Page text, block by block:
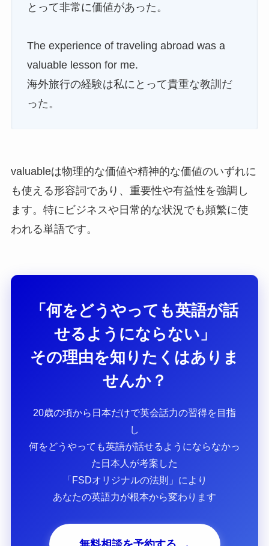
とって非常に価値があった。
The experience of traveling abroad was a
valuable lesson for me.
海外旅行の経験は私にとって貴重な教訓だ
った。
valuableは物理的な価値や精神的な価値のいずれに
も使える形容詞であり、重要性や有益性を強調し
ます。特にビジネスや日常的な状況でも頻繁に使
われる単語です。
「何をどうやっても英語が話
せるようにならない」
その理由を知りたくはありま
せんか？
20歳の頃から日本だけで英会話力の習得を目指
し
何をどうやっても英語が話せるようにならなかっ
た日本人が考案した
「FSDオリジナルの法則」により
あなたの英語力が根本から変わります